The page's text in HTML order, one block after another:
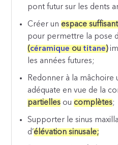
pont futur sur les dents
Créer un espace
pour permettre la pose
(céramique ou titane)
les années futures;
Redonner à la
adéquate en vue de la
partielles ou complètes;
Supporter le sinus
d’élévation sinusale;